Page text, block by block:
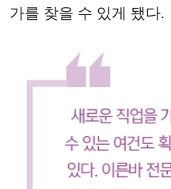
가를 찾을 수 있게 됐다.